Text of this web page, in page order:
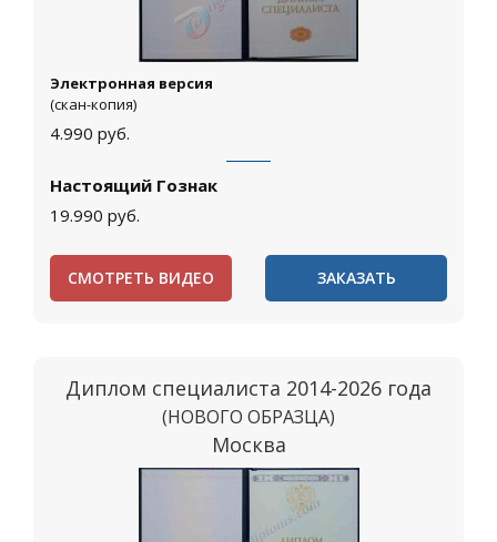
Электронная версия
(скан-копия)
4.990 руб.
Настоящий Гознак
19.990 руб.
СМОТРЕТЬ ВИДЕО ЗАКАЗАТЬ
Диплом специалиста 2014-2026 года
(НОВОГО ОБРАЗЦА)
Москва